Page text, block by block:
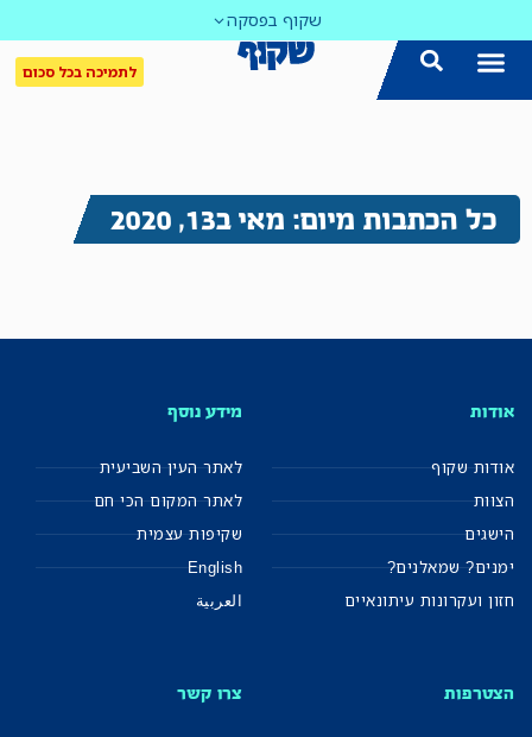
שקוף בפסקה
לתמיכה בכל סכום
כל הכתבות מיום: מאי ב13, 2020
אודות
אודות שקוף
הצוות
הישגים
ימנים? שמאלנים?
חזון ועקרונות עיתונאיים
מידע נוסף
לאתר העין השביעית
לאתר המקום הכי חם
שקיפות עצמית
English
العربية
הצטרפות צרו קשר